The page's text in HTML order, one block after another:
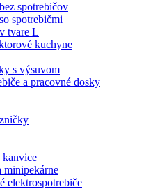
spotrebičov
spotrebičmi
tvare L
kuchyne
s výsuvom
a pracovné dosky
kanvice
elektrospotrebiče